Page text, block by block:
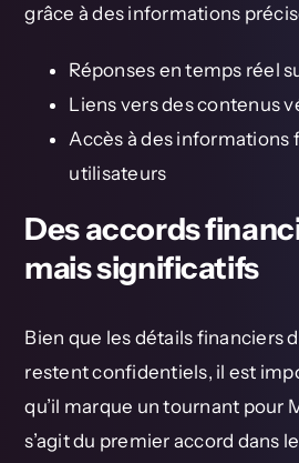
grâce à des informations
Réponses en temps réel
Liens vers des contenus
Accès à des informations
utilisateurs
Des accords
mais significatifs
Bien que les détails financiers
restent confidentiels, il est
qu’il marque un tournant pour
s’agit du premier accord dans